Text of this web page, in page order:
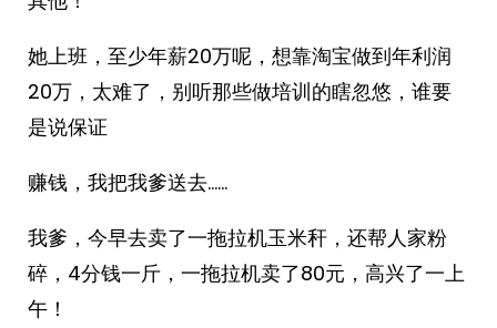
她上班，至少年薪20万呢，想靠淘宝做到年利润
20万，太难了，别听那些做培训的瞎忽悠，谁要
是说保证
赚钱，我把我爹送去……
我爹，今早去卖了一拖拉机玉米秆，还帮人家粉
碎，4分钱一斤，一拖拉机卖了80元，高兴了一上
午！